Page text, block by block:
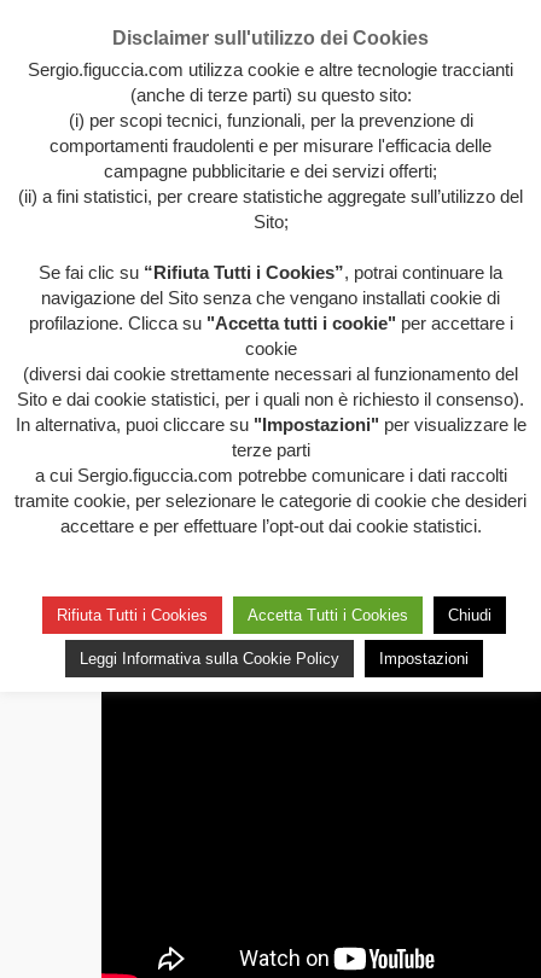
Archivio intera attività artistica di Sergio Figuccia & Opinionismo
personale
Disclaimer sull'utilizzo dei Cookies
Sergio.figuccia.com utilizza cookie e altre tecnologie traccianti
(anche di terze parti) su questo sito:
(i) per scopi tecnici, funzionali, per la prevenzione di
comportamenti fraudolenti e per misurare l'efficacia delle
campagne pubblicitarie e dei servizi offerti;
(ii) a fini statistici, per creare statistiche aggregate sull’utilizzo del
Sito;
Se fai clic su “Rifiuta Tutti i Cookies”, potrai continuare la
navigazione del Sito senza che vengano installati cookie di
profilazione. Clicca su "Accetta tutti i cookie" per accettare i
cookie
(diversi dai cookie strettamente necessari al funzionamento del
Sito e dai cookie statistici, per i quali non è richiesto il consenso).
In alternativa, puoi cliccare su "Impostazioni" per visualizzare le
terze parti
a cui Sergio.figuccia.com potrebbe comunicare i dati raccolti
tramite cookie, per selezionare le categorie di cookie che desideri
accettare e per effettuare l’opt-out dai cookie statistici.
Rifiuta Tutti i Cookies Accetta Tutti i Cookies Chiudi
Leggi Informativa sulla Cookie Policy Impostazioni